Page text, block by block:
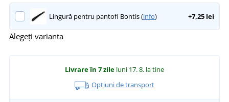
Lingură pentru pantofi Bontis (info) +7,25 lei
Alegeți varianta
Livrare în 7 zile luni 17. 8. la tine
Opțiuni de transport